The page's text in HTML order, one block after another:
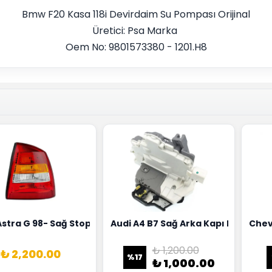
Bmw F20 Kasa 118i Devirdaim Su Pompası Orijinal
Üretici: Psa Marka
Oem No: 9801573380 - 1201.H8
Rapro Marka 96591464
G 98- Sağ Stop Lambası Depo Marka 6223020
₺ 2,200.00
Audi A4 B7 Sağ Arka Kapı Kilit
%17 ₺ 1,200.00
₺ 1,000.00